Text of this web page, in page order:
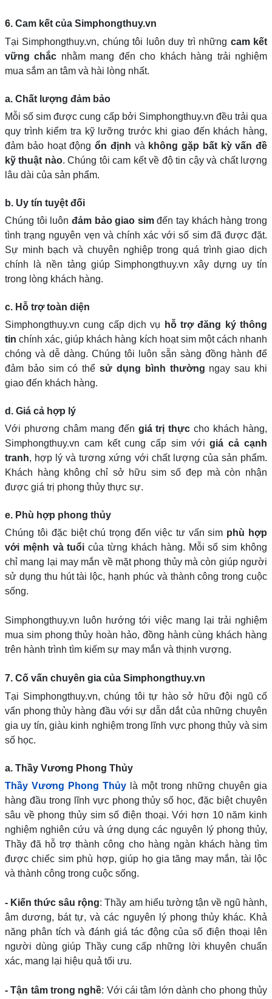
6. Cam kết của Simphongthuy.vn
Tại Simphongthuy.vn, chúng tôi luôn duy trì những cam kết
vững chắc nhằm mang đến cho khách hàng trải nghiệm
mua sắm an tâm và hài lòng nhất.
a. Chất lượng đảm bảo
Mỗi số sim được cung cấp bởi Simphongthuy.vn đều trải qua
quy trình kiểm tra kỹ lưỡng trước khi giao đến khách hàng,
đảm bảo hoạt động ổn định và không gặp bất kỳ vấn đề
kỹ thuật nào. Chúng tôi cam kết về độ tin cậy và chất lượng
lâu dài của sản phẩm.
b. Uy tín tuyệt đối
Chúng tôi luôn đảm bảo giao simđến tay khách hàng trong
tình trạng nguyên vẹn và chính xác với số sim đã được đặt.
Sự minh bạch và chuyên nghiệp trong quá trình giao dịch
chính là nền tảng giúp Simphongthuy.vn xây dựng uy tín
trong lòng khách hàng.
c. Hỗ trợ toàn diện
Simphongthuy.vn cung cấp dịch vụ
hỗ trợ đăng ký thông
tin chính xác, giúp khách hàng kích hoạt sim một cách nhanh
chóng và dễ dàng. Chúng tôi luôn sẵn sàng đồng hành để
đảm bảo sim có thểsử dụng bình thường ngay sau khi
giao đến khách hàng.
d. Giá cả hợp lý
Với phương châm mang đến giá trị thực cho khách hàng,
Simphongthuy.vn cam kết cung cấp sim vớigiá cả cạnh
tranh, hợp lý và tương xứng với chất lượng của sản phẩm.
Khách hàng không chỉ sở hữu sim số đẹp mà còn nhận
được giá trị phong thủy thực sự.
e. Phù hợp phong thủy
Chúng tôi đặc biệt chú trọng đến việc tư vấn sim phù hợp
với mệnh và tuổi của từng khách hàng. Mỗi số sim không
chỉ mang lại may mắn về mặt phong thủy mà còn giúp người
sử dụng thu hút tài lộc, hạnh phúc và thành công trong cuộc
sống.
Simphongthuy.vn luôn hướng tới việc mang lại trải nghiệm
mua sim phong thủy hoàn hảo, đồng hành cùng khách hàng
trên hành trình tìm kiếm sự may mắn và thịnh vượng.
7. Cố vấn chuyên gia của Simphongthuy.vn
Tại Simphongthuy.vn, chúng tôi tự hào sở hữu đội ngũ cố
vấn phong thủy hàng đầu với sự dẫn dắt của những chuyên
gia uy tín, giàu kinh nghiệm trong lĩnh vực phong thủy và sim
số học.
a. Thầy Vương Phong Thủy
Thầy Vương Phong Thủy là một trong những chuyên gia
hàng đầu trong lĩnh vực phong thủy số học, đặc biệt chuyên
sâu về phong thủy sim số điện thoại. Với hơn 10 năm kinh
nghiệm nghiên cứu và ứng dụng các nguyên lý phong thủy,
Thầy đã hỗ trợ thành công cho hàng ngàn khách hàng tìm
được chiếc sim phù hợp, giúp họ gia tăng may mắn, tài lộc
và thành công trong cuộc sống.
- Kiến thức sâu rộng: Thầy am hiểu tường tận về ngũ hành,
âm dương, bát tự, và các nguyên lý phong thủy khác. Khả
năng phân tích và đánh giá tác động của số điện thoại lên
người dùng giúp Thầy cung cấp những lời khuyên chuẩn
xác, mang lại hiệu quả tối ưu.
- Tận tâm trong nghề: Với cái tâm lớn dành cho phong thủy